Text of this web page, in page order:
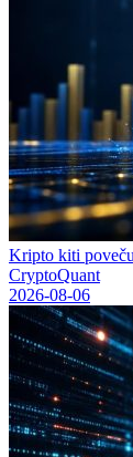
Kripto kiti
CryptoQuant
2026-08-06